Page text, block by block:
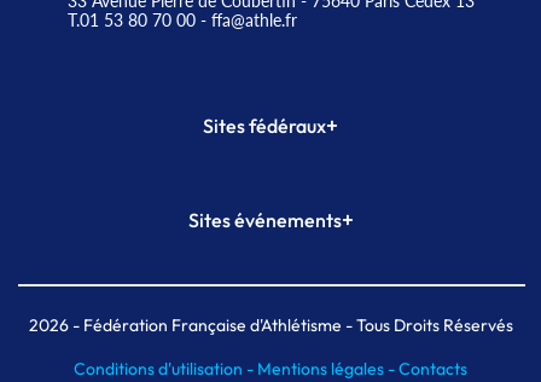
T.01 53 80 70 00- ffa@athle.fr
Sites fédéraux+
Plateforme Formation
Sites événements+
Meeting de Paris indoor
MAIF Ekiden de Paris
2026- Fédération Française d'Athlétisme - Tous Droits Réservés
Conditions d'utilisation - Mentions légales -Contacts